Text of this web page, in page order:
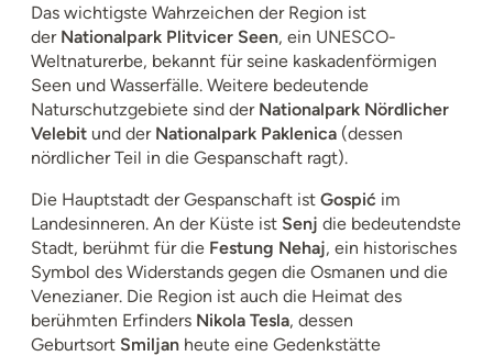
Das wichtigste Wahrzeichen der Region ist
der Nationalpark Plitvicer Seen, ein UNESCO-
Weltnaturerbe, bekannt für seine kaskadenförmigen
Seen und Wasserfälle. Weitere bedeutende
Naturschutzgebiete sind der Nationalpark Nördlicher
Velebit und der Nationalpark Paklenica (dessen
nördlicher Teil in die Gespanschaft ragt).
Die Hauptstadt der Gespanschaft ist Gospić im
Landesinneren. An der Küste ist Senj die bedeutendste
Stadt, berühmt für die Festung Nehaj, ein historisches
Symbol des Widerstands gegen die Osmanen und die
Venezianer. Die Region ist auch die Heimat des
berühmten Erfinders Nikola Tesla, dessen
Geburtsort Smiljan heute eine Gedenkstätte